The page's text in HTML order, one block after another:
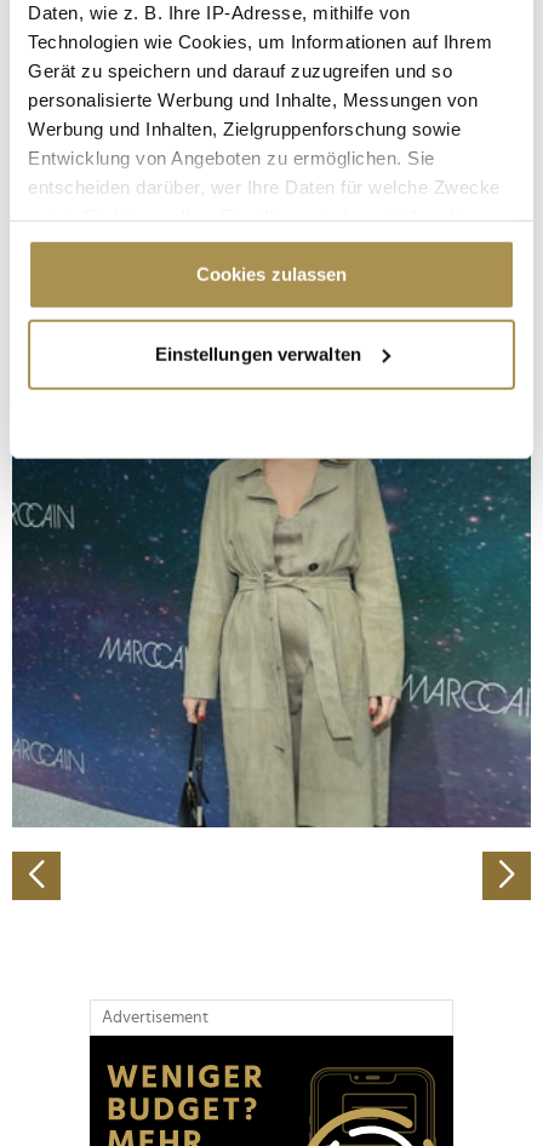
Daten, wie z. B. Ihre IP-Adresse, mithilfe von
Technologien wie Cookies, um Informationen auf Ihrem
Gerät zu speichern und darauf zuzugreifen und so
personalisierte Werbung und Inhalte, Messungen von
Werbung und Inhalten, Zielgruppenforschung sowie
Entwicklung von Angeboten zu ermöglichen. Sie
entscheiden darüber, wer Ihre Daten für welche Zwecke
Cookie-Erklärung oder durch Klicken auf das Privacy
Trigger Symbol ändern oder widerrufen
Informationen über Ihre geografische Lage
erfassen, welche bis auf einige Meter genau sein
bestimmten Merkmalen (Fingerprinting) identifizieren
Erfahren Sie mehr darüber, wie Ihre persönlichen Daten
verarbeitet werden, und legen Sie Ihre Präferenzen im
Abschnitt Einzelheitenfest.
Wir verwenden Cookies, um Inhalte und Anzeigen zu
personalisieren, Funktionen für soziale Medien anbieten
zu können und die Zugriffe auf unsere Website zu
analysieren. Außerdem geben wir Informationen zu Ihrer
Verwendung unserer Website an unsere Partner für
soziale Medien, Werbung und Analysen weiter. Unsere
Partner führen diese Informationen möglicherweise mit
haben oder die sie im Rahmen Ihrer Nutzung der Dienste
gesammelt haben.
Cookies zulassen
Einstellungen verwalten
Advertisement